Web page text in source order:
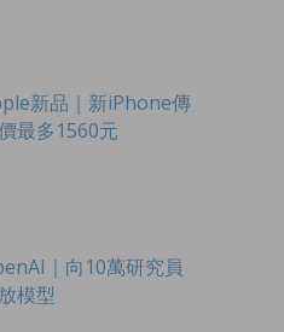
新品｜新iPhone傳
最多1560元
｜向10萬研究員
模型